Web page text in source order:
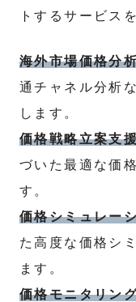
トするサービス
海外市場価格分
通チャネル分析
します。
価格戦略立案支
づいた最適な価
す。
価格シミュレー
た高度な価格シ
ます。
価格モニタリン